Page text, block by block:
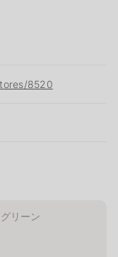
8520
リーン